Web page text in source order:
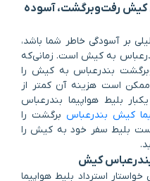
کیش رفت‌وبرگشت، آسوده
بر آسودگی خاطر شما باشد،
به کیش است. زمانی‌که
بندرعباس به کیش را
ممکن است هزینه آن کمتر از
بلیط هواپیما بندرعباس
کیش بندرعباسبرگشت را
بلیط سفر خود به کیش را
بندرعباس کیش
خواستار استرداد بلیط هواپیما